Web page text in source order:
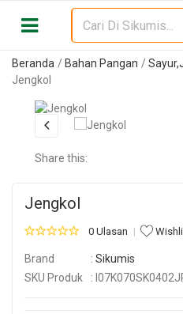
Beranda Bahan Pangan
Jengkol
Share this:
Jengkol
0 Ulasan
Brand : Sikumis
SKU Produk
: